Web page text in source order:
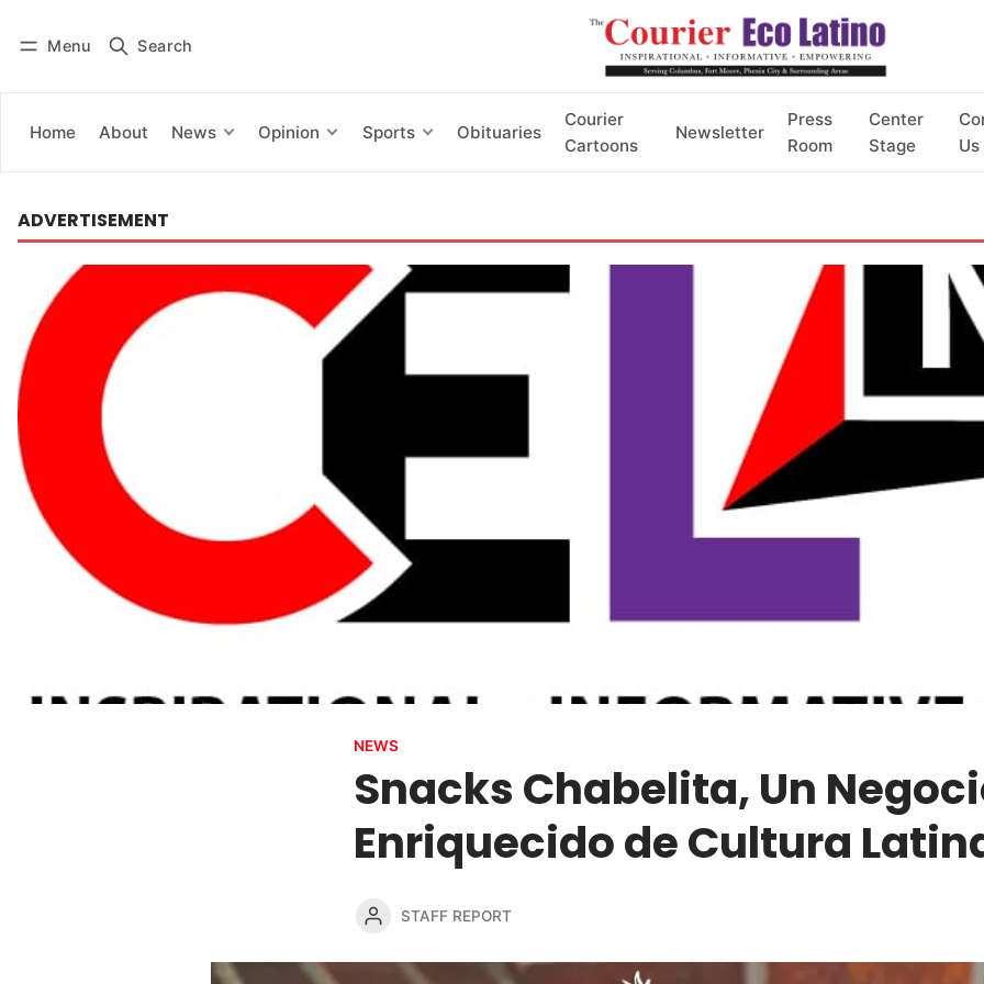
Menu Search
Home About News Opinion Sports Obituaries
Courier
Cartoons
Newsletter
Press
Room
Center
Stage
Us
Subscribe
ADVERTISEMENT
NEWS
Snacks Chabelita, Un
Enriquecido de Cultura
STAFF REPORT